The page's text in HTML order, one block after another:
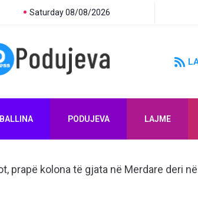
Saturday 08/08/2026
BALLINA PODUJEVA LAJME